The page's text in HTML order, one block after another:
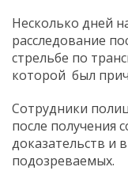
Несколько дней
расследование
стрельбе по
которой был
Сотрудники
после получения
доказательств и
подозреваемых.